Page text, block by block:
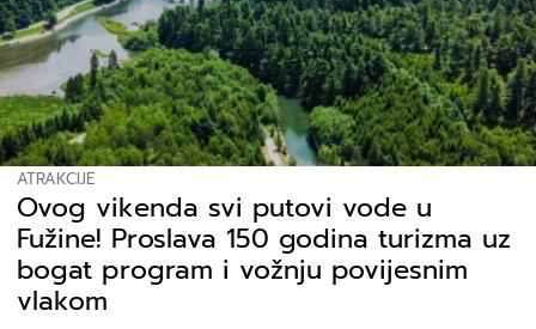
ATRAKCIJE
Ovog vikenda svi putovi vode u
Fužine! Proslava 150 godina turizma uz
bogat program i vožnju povijesnim
vlakom